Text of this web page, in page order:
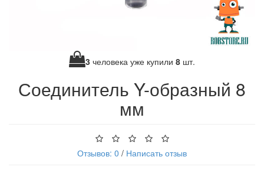
3 человека уже купили 8 шт.
Соединитель Y-образный 8
мм
Отзывов: 0 / Написать отзыв